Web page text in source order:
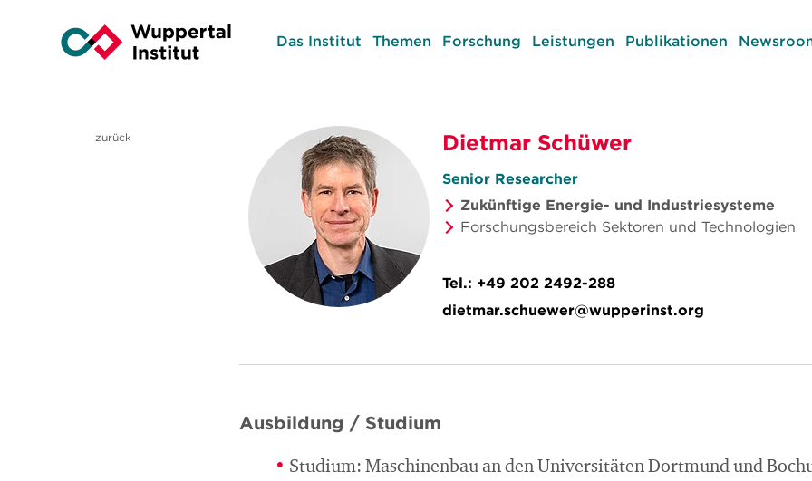
Das Institut Themen Forschung Leistungen Publikationen
zurück Dietmar Schüwer
Senior Researcher
Zukünftige Energie- und Industriesysteme
Forschungsbereich Sektoren und Technologien
Tel.: +49 202 2492-288
dietmar.schuewer@wupperinst.org
Ausbildung / Studium
Studium: Maschinenbau an den Universitäten Dortmund und